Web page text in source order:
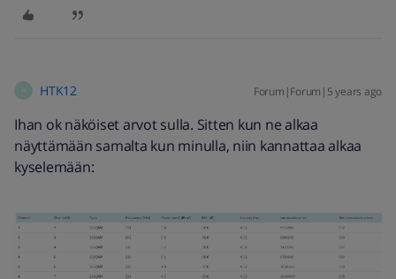
HTK12 Forum|Forum|5 years ago
Ihan ok näköiset arvot sulla. Sitten kun ne alkaa
näyttämään samalta kun minulla, niin kannattaa alkaa
kyselemään: